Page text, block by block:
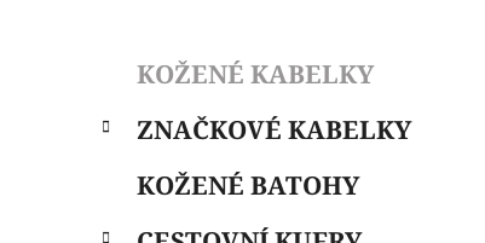
s
Přeskočit
kategorie
e
KOŽENÉ KABELKY
ZNAČKOVÉ KABELKY
KOŽENÉ BATOHY